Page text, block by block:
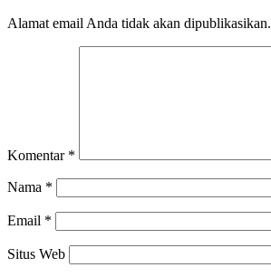
Alamat email Anda tidak akan dipublikasikan.
Komentar *
Nama *
Email *
Situs Web